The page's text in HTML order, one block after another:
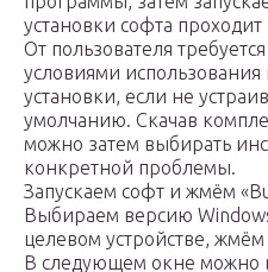
установки софта
От пользователя
условиями использования
установки, если не
умолчанию. Скачав
можно затем выбирать
конкретной проблемы.
Запускаем софт и жмём
Выбираем версию
целевом устройстве, жмём
В следующем окне можно